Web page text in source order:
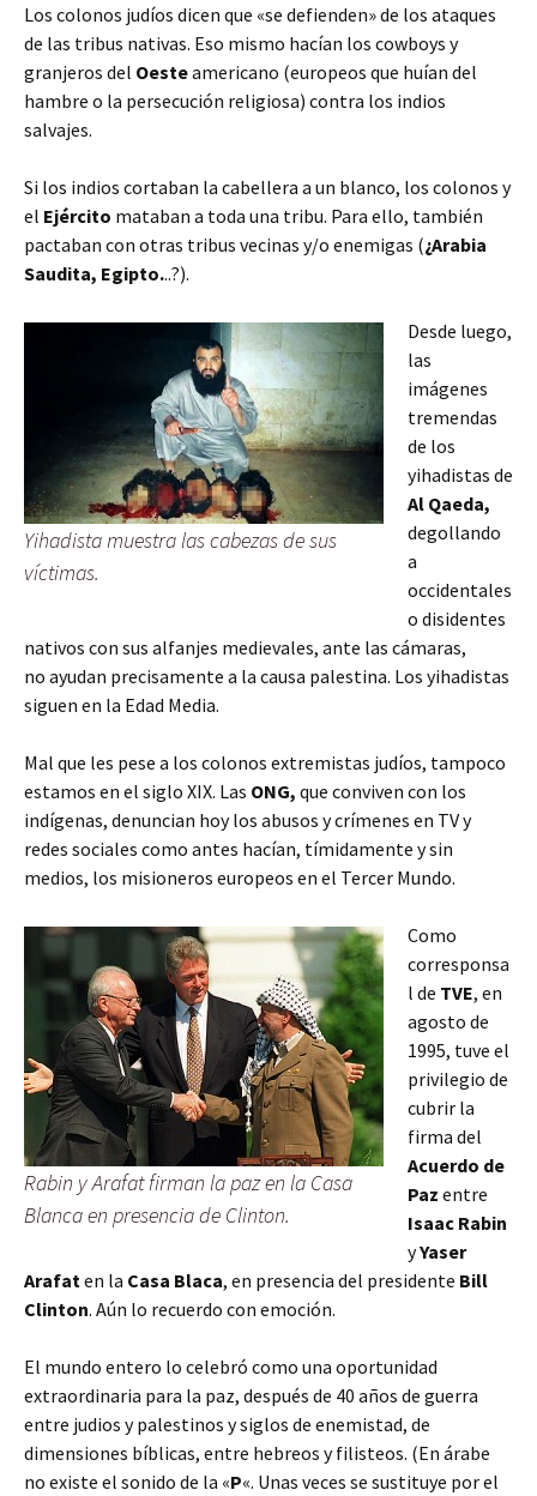
Los colonos judíos dicen que «se defienden» de los ataques
de las tribus nativas. Eso mismo hacían los cowboys y
granjeros del Oesteamericano (europeos que huían del
hambre o la persecución religiosa) contra los indios
salvajes.
Si los indios cortaban la cabellera a un blanco, los colonos y
el Ejército mataban a toda una tribu. Para ello, también
pactaban con otras tribus vecinas y/o enemigas (¿Arabia
Saudita, Egipto...?).
Yihadista muestra las cabezas de sus
víctimas.
Desde luego,
las
imágenes
tremendas
de los
yihadistas de
Al Qaeda,
degollando
a
occidentales
o disidentes
nativos con sus alfanjes medievales, ante las cámaras,
no ayudan precisamente a la causa palestina. Los yihadistas
siguen en la Edad Media.
Mal que les pese a los colonos extremistas judíos, tampoco
estamos en el siglo XIX. Las ONG, que conviven con los
indígenas, denuncian hoy los abusos y crímenes en TV y
redes sociales como antes hacían, tímidamente y sin
medios, los misioneros europeos en el Tercer Mundo.
Rabin y Arafat firman la paz en la Casa
Blanca en presencia de Clinton.
Como
corresponsa
l de TVE, en
agosto de
1995, tuve el
privilegio de
cubrir la
firma del
Acuerdo de
Paz entre
Isaac Rabin
yYaser
Arafat en la Casa Blaca, en presencia del presidente Bill
Clinton. Aún lo recuerdo con emoción.
El mundo entero lo celebró como una oportunidad
extraordinaria para la paz, después de 40 años de guerra
entre judios y palestinos y siglos de enemistad, de
dimensiones bíblicas, entre hebreos y filisteos. (En árabe
no existe el sonido de la «P«. Unas veces se sustituye por el